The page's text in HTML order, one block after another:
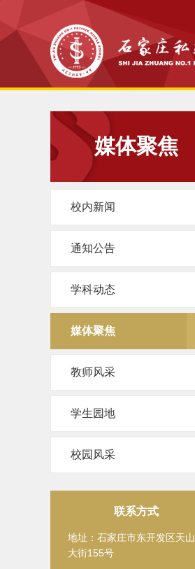
媒体聚焦
校内新闻
通知公告
学科动态
媒体聚焦
教师风采
学生园地
校园风采
联系方式
地址：石家庄市东开发区天山
大街155号